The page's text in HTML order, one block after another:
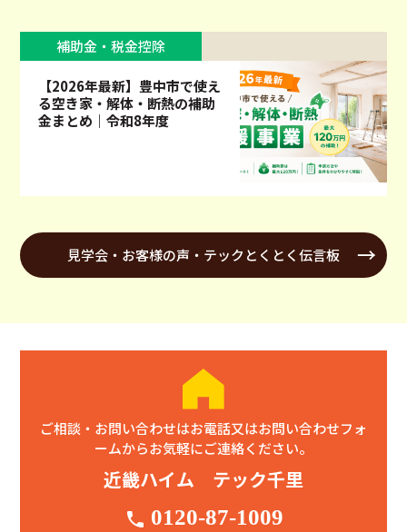
補助金・税金控除
【2026年最新】豊中市で使え
る空き家・解体・断熱の補助
金まとめ｜令和8年度
見学会・お客様の声・テックとくとく伝言板
ご相談・お問い合わせはお電話又はお問い合わせフォ
ームからお気軽にご連絡ください。
近畿ハイム テック千里
phone 0120-87-1009